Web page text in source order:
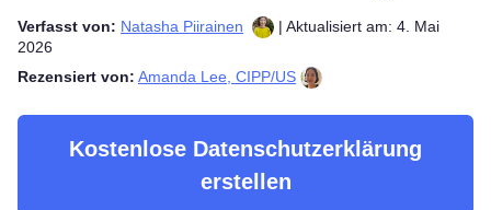
Verfasst von: Natasha Piirainen
| Aktualisiert am: 4. Mai
2026
Rezensiert von: Amanda Lee, CIPP/US
Kostenlose Datenschutzerklärung
erstellen